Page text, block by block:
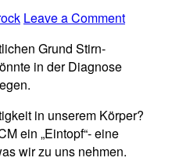
Leave a Comment
Grund Stirn-
in der Diagnose
in unserem Körper?
ein „Eintopf“- eine
wir zu uns nehmen.